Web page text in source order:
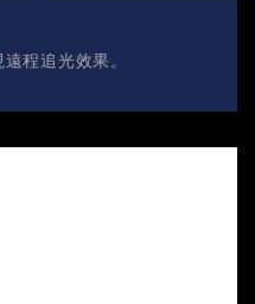
程追光效果。